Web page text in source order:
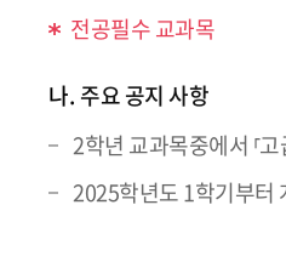
전공필수 교과목
나. 주요 공지 사항
2학년 교과목중에서 ⸢
2025학년도 1학기부터